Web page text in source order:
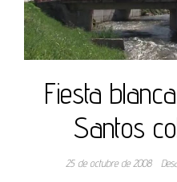
Fiesta
Santos
25 de octubre de 2008